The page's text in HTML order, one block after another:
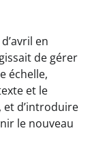
en
de gérer
échelle,
et le
d’introduire
le nouveau